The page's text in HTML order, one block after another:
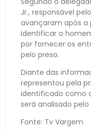
Jr., responsável
avançaram após a
identificar o
por fornecer os
pelo preso.
Diante das
representou pela
identificado como
será analisado pelo
Fonte: Tv Vargem